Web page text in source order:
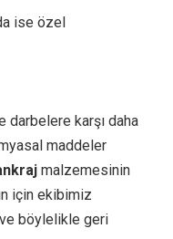
ise özel
karşı daha
maddeler
malzemesinin
için ekibimiz
böylelikle geri